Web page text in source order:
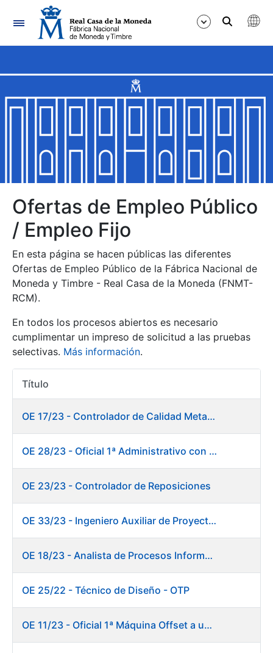
Navegación
Mostrar/Ocultar
Mostrar/Ocultar
Mostrar/Ocultar
Mostrar/Ocultar
Mostrar/Ocultar
Mostrar/Ocultar
Mostrar/Ocultar
Mostrar/Ocultar
Ofertas de Empleo Público
/ Empleo Fijo
En esta página se hacen públicas las diferentes
Ofertas de Empleo Público de la Fábrica Nacional de
Moneda y Timbre - Real Casa de la Moneda (FNMT-
RCM).
En todos los procesos abiertos es necesario
cumplimentar un impreso de solicitud a las pruebas
selectivas. Más información.
Título
OE 17/23 - Controlador de Calidad Metalurgia
OE 28/23 - Oficial 1ª Administrativo con inglés y francés
OE 23/23 - Controlador de Reposiciones
OE 33/23 - Ingeniero Auxiliar de Proyectos. Marketing
OE 18/23 - Analista de Procesos Informáticos
OE 25/22 - Técnico de Diseño - OTP
OE 11/23 - Oficial 1ª Máquina Offset a un color